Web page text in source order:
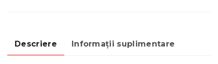
Descriere Informații suplimentare